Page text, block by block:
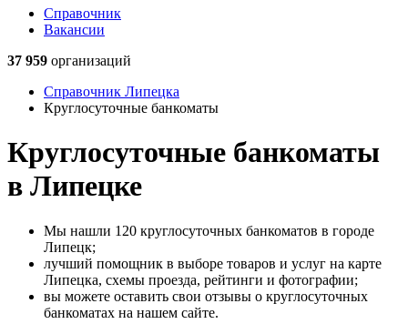
Справочник
Вакансии
37 959 организаций
Справочник Липецка
Круглосуточные банкоматы
Круглосуточные банкоматы
в Липецке
Мы нашли 120 круглосуточных банкоматов в городе
Липецк;
лучший помощник в выборе товаров и услуг на карте
Липецка, схемы проезда, рейтинги и фотографии;
вы можете оставить свои отзывы о круглосуточных
банкоматах на нашем сайте.